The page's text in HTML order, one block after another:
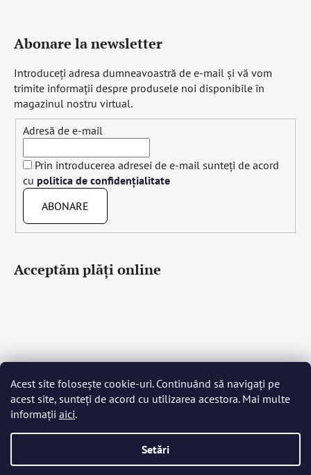
Acest site folosește cookie-uri. Continuând să navigați pe
acest site, sunteți de acord cu utilizarea acestora. Mai multe
informații aici.
Setări
Abonare la newsletter
Introduceţi adresa dumneavoastră de e-mail şi vă vom
trimite informaţii despre produsele noi disponibile în
magazinul nostru virtual.
Adresă de e-mail
Prin introducerea adresei de e-mail sunteți de acord
cu politica de confidențialitate
ABONARE
Acceptăm plăţi online
Čeština Slovenčina English Deutsch Magyar
Język polski
Română Italiano Español Français
Português
Nederlands Українська Ελληνικά Svenska Dansk